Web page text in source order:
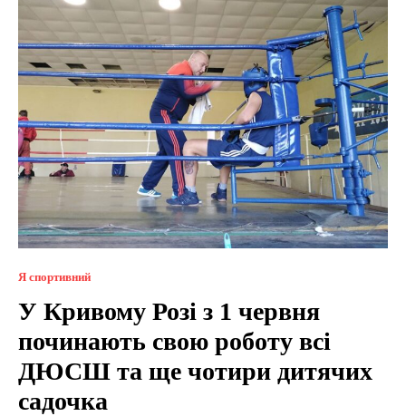
Я спортивний
У Кривому Розі з 1 червня
починають свою роботу всі
ДЮСШ та ще чотири дитячих
садочка